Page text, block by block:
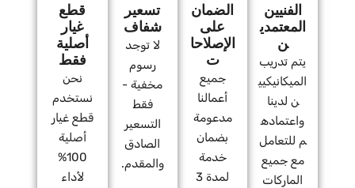
الفنيين
المعتمدي
ن
يتم تدريب
الميكانيكيي
ن لدينا
واعتماده
م للتعامل
مع جميع
الماركات
الضمان
على
الإصلاحا
ت
جميع
أعمالنا
مدعومة
بضمان
خدمة
لمدة 3
تسعير
شفاف
لا توجد
رسوم
مخفية -
فقط
التسعير
الصادق
والمقدم.
قطع
غيار
أصلية
فقط
نحن
نستخدم
قطع غيار
أصلية
100%
لأداء